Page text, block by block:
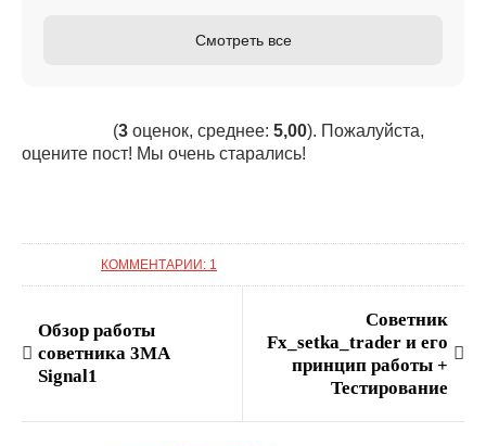
Смотреть все
(3 оценок, среднее: 5,00). Пожалуйста,
оцените пост! Мы очень старались!
КОММЕНТАРИИ: 1
Обзор работы
советника 3MA
Signal1
Советник
Fx_setka_trader и его
принцип работы +
Тестирование